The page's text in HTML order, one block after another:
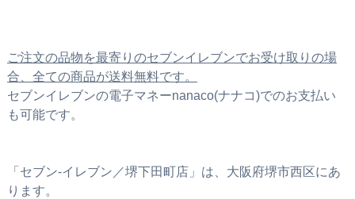
ご注文の品物を最寄りのセブンイレブンでお受け取りの場
合、全ての商品が送料無料です。
セブンイレブンの電子マネーnanaco(ナナコ)でのお支払い
も可能です。
「セブン‐イレブン／堺下田町店」は、大阪府堺市西区にあ
ります。